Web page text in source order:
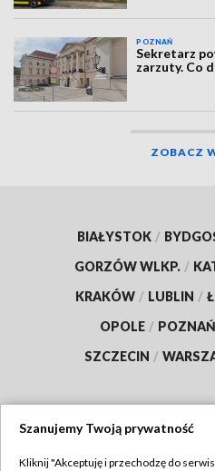
POZNAŃ
Sekretarz
zarzuty. Co
ZOBACZ
BIAŁYSTOK /
GORZÓW WLKP. /
KRAKÓW / LUBLIN /
OPOLE / POZNAŃ
SZCZECIN /
Szanujemy Twoją prywatność
Kliknij "Akceptuję i przechodzę do